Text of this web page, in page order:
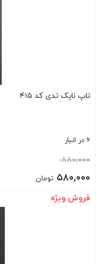
تاپ نایک تدی کد ۴۱۵
۶ در انبار
۸۸۰,۰۰۰قیمت
اصلی:۵۸۰,۰۰۰ تومان
قیمت
بستن
فروش ویژه